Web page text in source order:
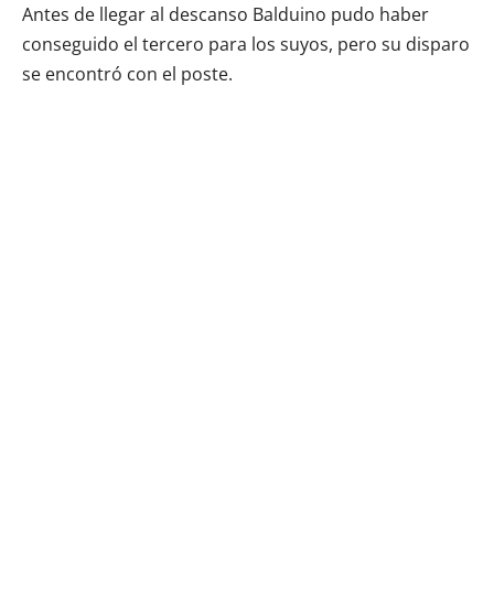
Antes de llegar al descanso Balduino pudo haber
conseguido el tercero para los suyos, pero su disparo
se encontró con el poste.